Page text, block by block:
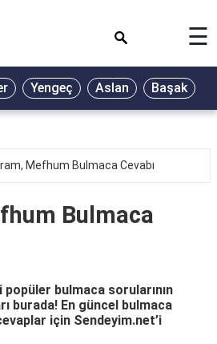
☰
Yengeç Aslan Başak
Mefhum Bulmaca Cevabı
Bulmaca
bulmaca sorularının
burada! En güncel bulmaca
için Sendeyim.net’i